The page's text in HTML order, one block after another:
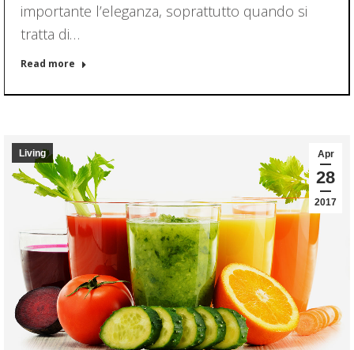
importante l’eleganza, soprattutto quando si
tratta di…
Read more
Apr
28
2017
Living